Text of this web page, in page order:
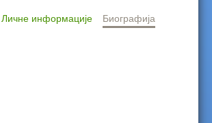
Личне информације
Биографија